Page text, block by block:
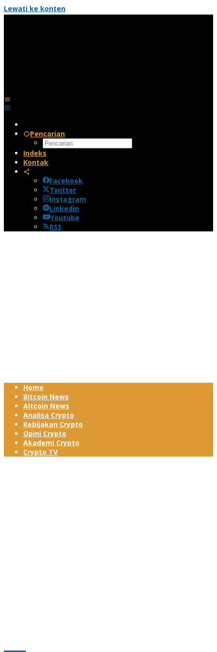
Lewati ke konten
Pencarian
Indeks
Kontak
Facebook
Twitter
Instagram
Linkedin
Youtube
RSS
Home
Bitcoin News
Altcoin News
Analisa Crypto
Kebijakan Crypto
Opini Crypto
Akademi Crypto
Crypto TV